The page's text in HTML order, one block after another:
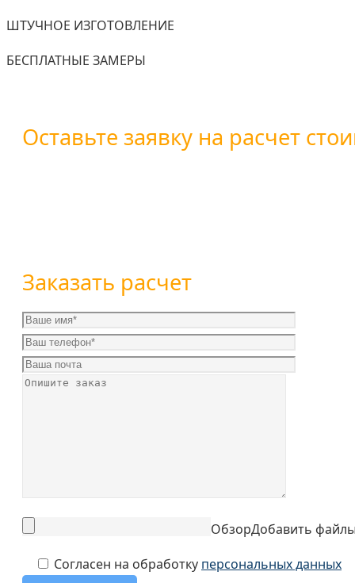
ШТУЧНОЕ ИЗГОТОВЛЕНИЕ
БЕСПЛАТНЫЕ ЗАМЕРЫ
Оставьте заявку на расчет
Заказать расчет
ОбзорДобавить
Согласен на обработку персональных данных